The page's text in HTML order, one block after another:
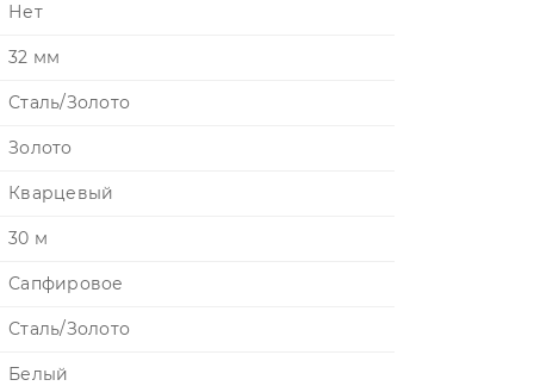
Нет
32 мм
Сталь/Золото
Золото
Кварцевый
30 м
Сапфировое
Сталь/Золото
Белый